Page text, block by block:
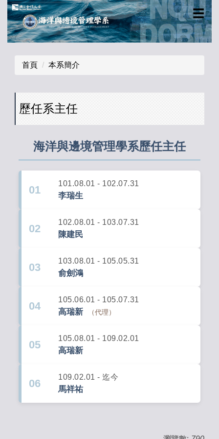
跳
到
主
要
☰
首頁 本系簡介
歷任系主任
海洋與邊境管理學系歷任主任
01
101.08.01 - 102.07.31
李瑞生
02
102.08.01 - 103.07.31
陳建民
03
103.08.01 - 105.05.31
俞劍鴻
04
105.06.01 - 105.07.31
高瑞新 （代理）
05
105.08.01 - 109.02.01
高瑞新
06
109.02.01 - 迄今
馬祥祐